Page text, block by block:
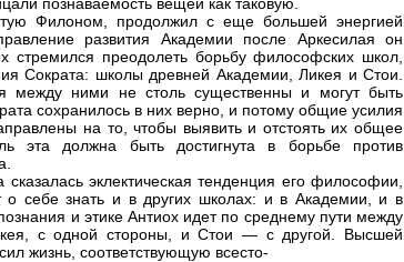
Филоном, продолжил с еще большей энергией
развития Академии после Аркесилая он
стремился преодолеть борьбу философских школ,
Сократа: школы древней Академии, Ликея и Стои.
между ними не столь существенны и могут быть
сохранилось в них верно, и потому общие усилия
на то, чтобы выявить и отстоять их общее
эта должна быть достигнута в борьбе против
сказалась эклектическая тенденция его философии,
о себе знать и в других школах: и в Академии, и в
и этике Антиох идет по среднему пути между
с одной стороны, и Стои — с другой. Высшей
жизнь, соответствующую всесто-